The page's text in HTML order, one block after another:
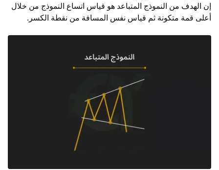
إن الهدف من النموذج المتباعد هو قياس اتساع النموذج من خلال
أعلى قمة متكونة ثم قياس نفس المسافة من نقطة الكسر.